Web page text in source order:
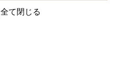
全て閉じる